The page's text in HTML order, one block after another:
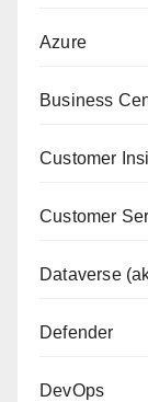
Azure
Business
Customer
Customer
Dataverse
Defender
DevOps